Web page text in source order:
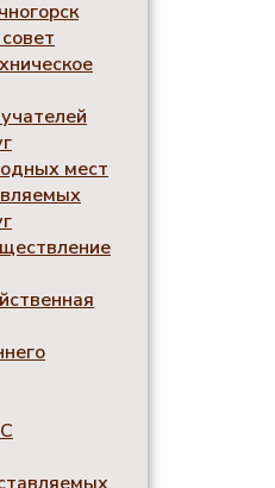
мест